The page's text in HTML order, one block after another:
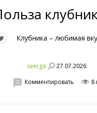
Клубника – любимая
seerga 27.07.2026
Комментировать 8